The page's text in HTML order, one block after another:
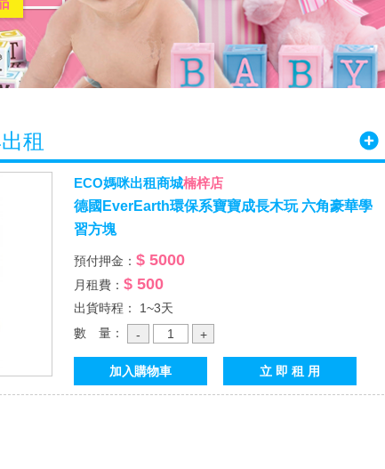
租
ECO媽咪出租商城楠梓店
德國EverEarth環保系寶寶成長木玩 六角豪華學
習方塊
預付押金： $ 5000
月租費： $ 500
出貨時程： 1~3天
數 量：